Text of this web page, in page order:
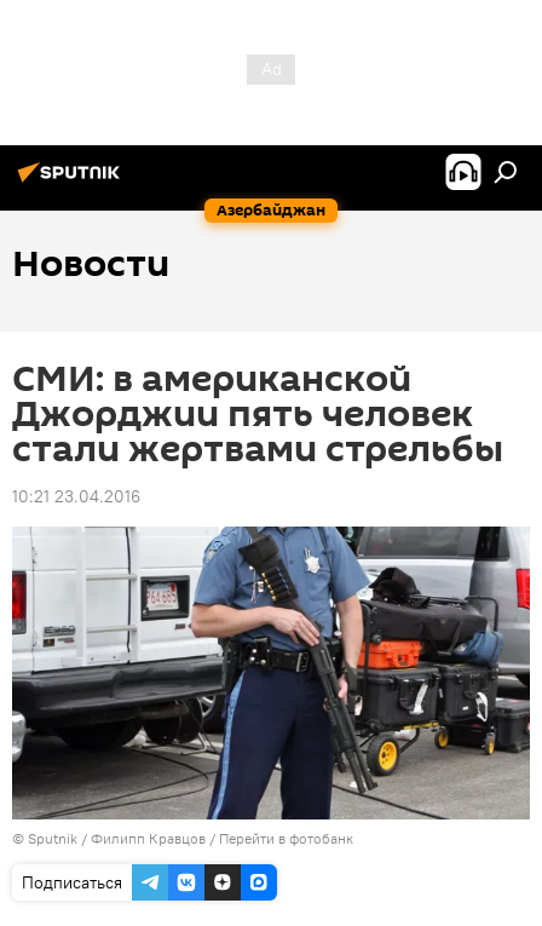
Азербайджан
Новости
СМИ: в американской
Джорджии пять человек
стали жертвами стрельбы
10:21 23.04.2016
© Sputnik / Филипп Кравцов / Перейти в фотобанк
Подписаться